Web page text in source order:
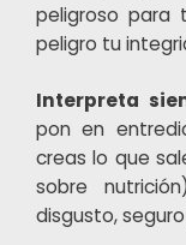
peligroso para
peligro tu
Interpreta
pon en
creas lo que
sobre
disgusto, seguro